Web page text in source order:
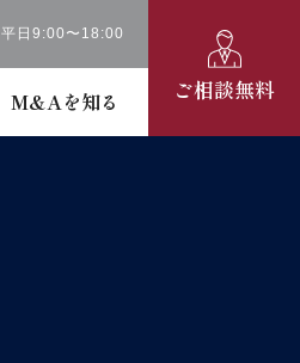
平日9:00〜18:00
M&Aを知る ご相談無料